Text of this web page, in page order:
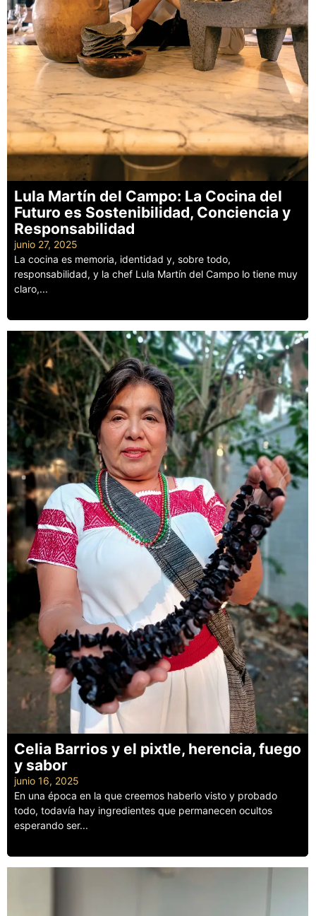
Lula Martín del Campo: La Cocina del
Futuro es Sostenibilidad, Conciencia y
Responsabilidad
junio 27, 2025
La cocina es memoria, identidad y, sobre todo,
responsabilidad, y la chef Lula Martín del Campo lo tiene muy
claro,...
Celia Barrios y el pixtle, herencia, fuego
y sabor
junio 16, 2025
En una época en la que creemos haberlo visto y probado
todo, todavía hay ingredientes que permanecen ocultos
esperando ser...